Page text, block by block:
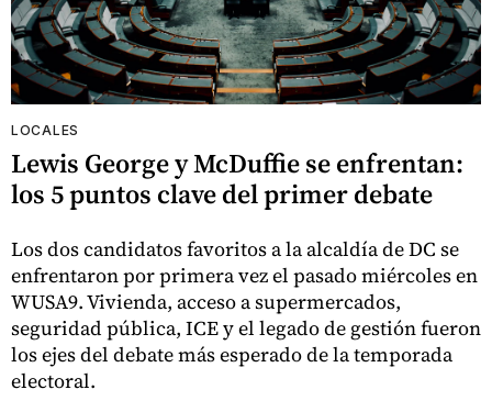
LOCALES
Lewis George y McDuffie se enfrentan:
los 5 puntos clave del primer debate
Los dos candidatos favoritos a la alcaldía de DC se
enfrentaron por primera vez el pasado miércoles en
WUSA9. Vivienda, acceso a supermercados,
seguridad pública, ICE y el legado de gestión fueron
los ejes del debate más esperado de la temporada
electoral.